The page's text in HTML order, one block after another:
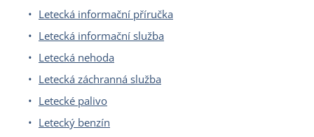
Letecká informační příručka
Letecká informační služba
Letecká nehoda
Letecká záchranná služba
Letecké palivo
Letecký benzín